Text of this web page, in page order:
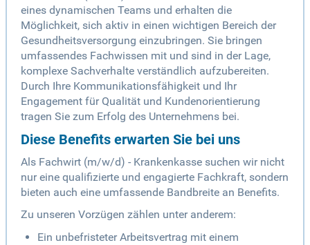
eines dynamischen Teams und erhalten die
Möglichkeit, sich aktiv in einen wichtigen Bereich der
Gesundheitsversorgung einzubringen. Sie bringen
umfassendes Fachwissen mit und sind in der Lage,
komplexe Sachverhalte verständlich aufzubereiten.
Durch Ihre Kommunikationsfähigkeit und Ihr
Engagement für Qualität und Kundenorientierung
tragen Sie zum Erfolg des Unternehmens bei.
Diese Benefits erwarten Sie bei uns
Als Fachwirt (m/w/d) - Krankenkasse suchen wir nicht
nur eine qualifizierte und engagierte Fachkraft, sondern
bieten auch eine umfassende Bandbreite an Benefits.
Zu unseren Vorzügen zählen unter anderem:
Ein unbefristeter Arbeitsvertrag mit einem